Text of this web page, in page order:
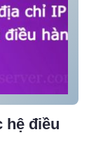
hệ điều